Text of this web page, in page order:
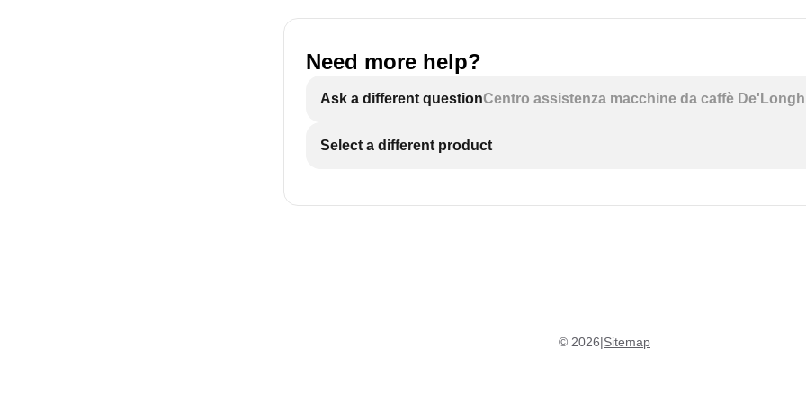
Need more help?
Ask a different questionCentro assistenza macchine da caffè
Select a different product
© 2026|Sitemap